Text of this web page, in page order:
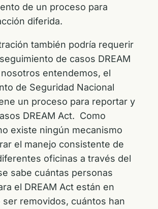
de un proceso para
diferida.
también podría requerir
de casos DREAM
entendemos, el
de Seguridad Nacional
un proceso para reportar y
DREAM Act. Como
existe ningún mecanismo
el manejo consistente de
oficinas a través del
sabe cuántas personas
el DREAM Act están en
ser removidos, cuántos han